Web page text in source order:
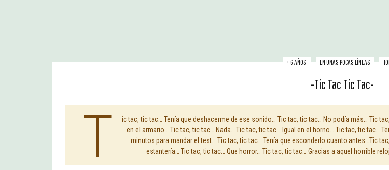
+ 6 AÑOS EN UNAS POCAS LÍNEAS
-Tic Tac Tic Tac-
T
ic tac, tic tac… Tenía que deshacerme de ese sonido… Tic tac, tic tac… No podía más… Tic
en el armario… Tic tac, tic tac… Nada… Tic tac, tic tac… Igual en el horno… Tic tac, tic tac…
minutos para mandar el test… Tic tac, tic tac… Tenía que esconderlo cuanto antes…Tic
estantería… Tic tac, tic tac… Que horror… Tic tac, tic tac… Gracias a aquel horrible